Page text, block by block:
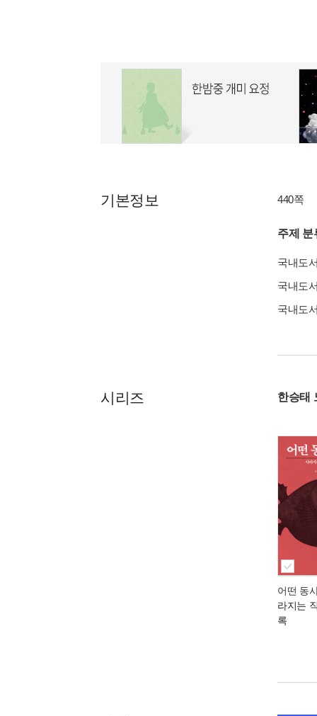
기본정보 440쪽
주제 분
국내도
국내도
국내도
시리즈 한승태
어떤 동
라지는
록